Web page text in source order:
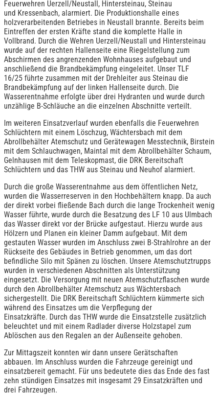
Feuerwehren Uerzell/Neustall, Hintersteinau, Steinau
und Kressenbach, alarmiert. Die Produktionshalle eines
holzverarbeitenden Betriebes in Neustall brannte. Bereits beim
Eintreffen der ersten Kräfte stand die komplette Halle in
Vollbrand. Durch die Wehren Uerzell/Neustall und Hintersteinau
wurde auf der rechten Hallenseite eine Riegelstellung zum
Abschirmen des angrenzenden Wohnhauses aufgebaut und
anschließend die Brandbekämpfung eingeleitet. Unser TLF
16/25 führte zusammen mit der Drehleiter aus Steinau die
Brandbekämpfung auf der linken Hallenseite durch. Die
Wasserentnahme erfolgte über drei Hydranten und wurde durch
unzählige B-Schläuche an die einzelnen Abschnitte verteilt.
Im weiteren Einsatzverlauf wurden ebenfalls die Feuerwehren
Schlüchtern mit einem Löschzug, Wächtersbach mit dem
Abrollbehälter Atemschutz und Gerätewagen Messtechnik, Birstein
mit dem Schlauchwagen, Maintal mit dem Abrollbehälter Schaum,
Gelnhausen mit dem Teleskopmast, die DRK Bereitschaft
Schlüchtern und das THW aus Steinau und Neuhof alarmiert.
Durch die große Wasserentnahme aus dem öffentlichen Netz,
wurden die Wasserreserven in den Hochbehältern knapp. Da auch
der direkt vorbei fließende Bach durch die lange Trockenheit wenig
Wasser führte, wurde durch die Besatzung des LF 10 aus Ulmbach
das Wasser direkt vor der Brücke aufgestaut. Hierzu wurde aus
Hölzern und Planen ein kleiner Damm aufgebaut. Mit dem
gestauten Wasser wurden im Anschluss zwei B-Strahlrohre an der
Rückseite des Gebäudes in Betrieb genommen, um das dort
befindliche Silo mit Spänen zu löschen. Unsere Atemschutztrupps
wurden in verschiedenen Abschnitten als Unterstützung
eingesetzt. Die Versorgung mit neuen Atemschutzflaschen wurde
durch den Abrollbehälter Atemschutz aus Wächtersbach
sichergestellt. Die DRK Bereitschaft Schlüchtern kümmerte sich
während des Einsatzes um die Verpflegung der
Einsatzkräfte. Durch das THW wurde die Einsatzstelle zusätzlich
beleuchtet und mit einem Radlader diverse Holzstapel zum
Ablöschen aus den Regalen an der Außenseite gehoben.
Zur Mittagszeit konnten wir dann unsere Gerätschaften
abbauen. Im Anschluss wurden die Fahrzeuge gereinigt und
einsatzbereit gemacht. Für uns bedeutete dies das Ende des fast
zehn stündigen Einsatzes mit insgesamt 29 Einsatzkräften und
drei Fahrzeugen.